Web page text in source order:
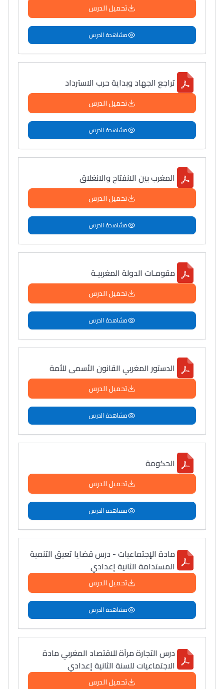
تحميل الدرس
مشاهدة الدرس
تراجع الجهاد وبداية حرب الاسترداد
تحميل الدرس
مشاهدة الدرس
المغرب بين الانفتاح والانغلاق
تحميل الدرس
مشاهدة الدرس
مقومـات الدولة المغربيـة
تحميل الدرس
مشاهدة الدرس
الدستور المغربي القانون الأسمى للأمة
تحميل الدرس
مشاهدة الدرس
الحكومة
تحميل الدرس
مشاهدة الدرس
مادة الإجتماعيات - درس قضايا تعيق التنمية
المستدامة الثانية إعدادي
تحميل الدرس
مشاهدة الدرس
درس التجارة مرآة للاقتصاد المغربي مادة
الاجتماعيات للسنة الثانية إعدادي
تحميل الدرس